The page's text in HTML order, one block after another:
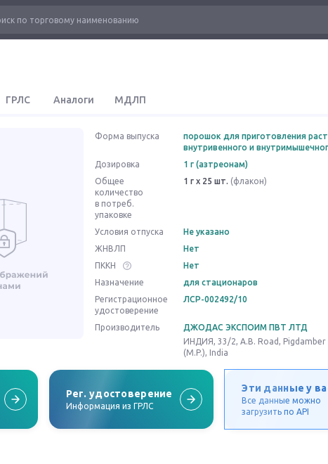
ГРЛС Аналоги МДЛП
Форма выпуска
порошок для приготовления
внутривенного и
Дозировка
1 г (азтреонам)
Общее
количество
в потреб.
упаковке
1 г x 25 шт. (флакон)
Условия отпуска
Не указано
ЖНВЛП
Нет
ПККН
Нет
Назначение
для стационаров
Регистрационное
удостоверение
ЛСР-002492/10
Производитель
ДЖОДАС ЭКСПОИМ ПВТ ЛТД
ИНДИЯ, 33/2, A.B. Road, Pigdamber
(M.P.), India
Рег. удостоверение
Информация из ГРЛС
Эти данные у
Все данные можно
загрузить по API